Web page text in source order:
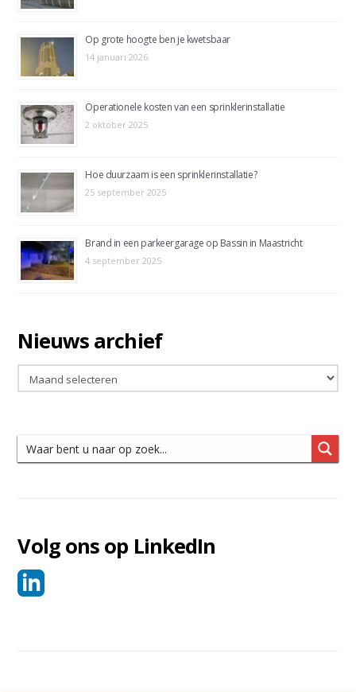
Op grote hoogte ben je kwetsbaar
14 januari 2026
Operationele kosten van een sprinklerinstallatie
2 oktober 2025
Hoe duurzaam is een sprinklerinstallatie?
25 september 2025
Brand in een parkeergarage op Bassin in Maastricht
4 september 2025
Nieuws archief
Nieuws
archief
Volg ons op LinkedIn